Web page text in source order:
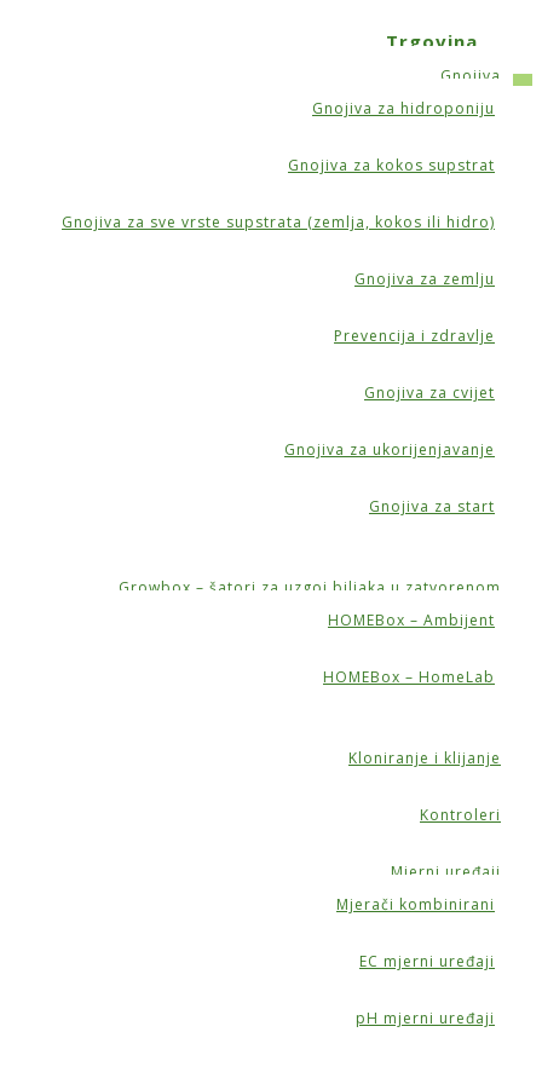
Trgovina
Gnojiva
Gnojiva za hidroponiju
Gnojiva za kokos supstrat
Gnojiva za sve vrste supstrata (zemlja, kokos ili hidro)
Gnojiva za zemlju
Prevencija i zdravlje
Gnojiva za cvijet
Gnojiva za ukorijenjavanje
Gnojiva za start
Growbox – šatori za uzgoj biljaka u zatvorenom
HOMEBox – Ambijent
HOMEBox – HomeLab
Kloniranje i klijanje
Kontroleri
Mjerni uređaji
Mjerači kombinirani
EC mjerni uređaji
pH mjerni uređaji